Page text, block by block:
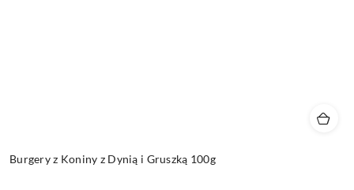
Burgery z Koniny z Dynią i Gruszką 100g